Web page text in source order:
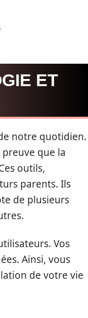
ET
notre quotidien.
que la
outils,
parents. Ils
de plusieurs
Vos
Ainsi, vous
de votre vie